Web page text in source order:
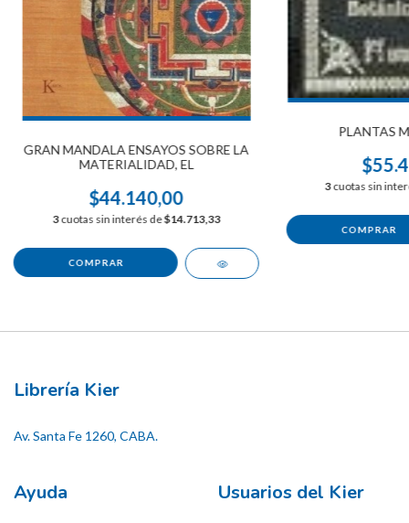
GRAN MANDALA ENSAYOS SOBRE LA
MATERIALIDAD, EL
$44.140,00
3cuotas sin interés de$14.713,33
PLANTAS
3cuotas sin
Librería Kier
Av. Santa Fe 1260, CABA.
Ayuda Usuarios del Kier